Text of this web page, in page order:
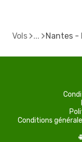
Vols Nantes -
Conditions